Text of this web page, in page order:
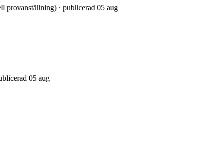
provanställning) · publicerad 05 aug
05 aug